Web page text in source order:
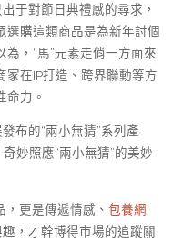
于對節日典禮感的尋求，
選購這類商品是為新年討個
，“馬”元素走俏一方面來
家在IP打造、跨界聯動等方
命力。
布的“兩小無猜”系列產
妙照應“兩小無猜”的美妙
更是傳遞情感、 包養網
，才幹博得市場的追蹤關